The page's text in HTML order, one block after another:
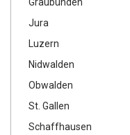
Graubünden
Jura
Luzern
Nidwalden
Obwalden
St. Gallen
Schaffhausen